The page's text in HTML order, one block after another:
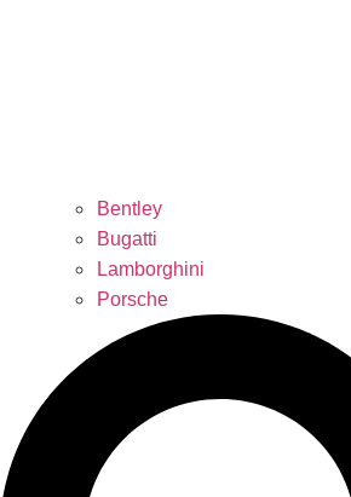
Bentley
Bugatti
Lamborghini
Porsche